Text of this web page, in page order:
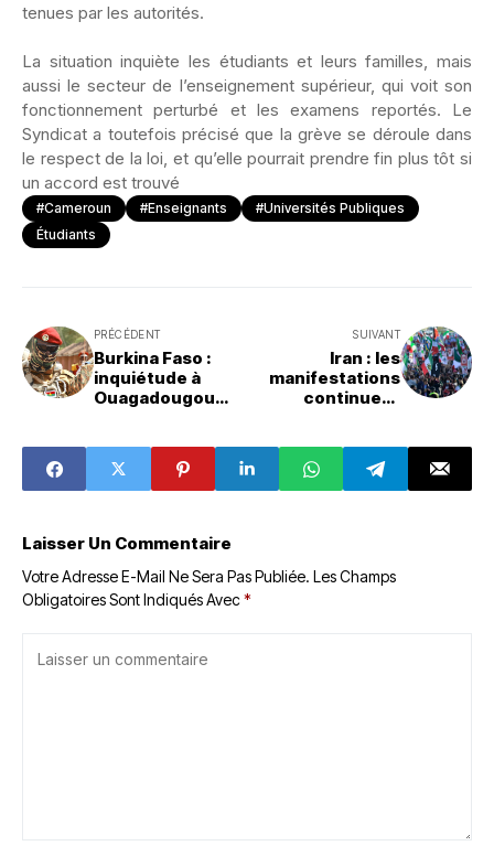
tenues par les autorités.
‎La situation inquiète les étudiants et leurs familles, mais
aussi le secteur de l’enseignement supérieur, qui voit son
fonctionnement perturbé et les examens reportés. Le
Syndicat a toutefois précisé que la grève se déroule dans
le respect de la loi, et qu’elle pourrait prendre fin plus tôt si
un accord est trouvé
#Cameroun #Enseignants
#universités Publiques
Étudiants
PRÉCÉDENT
Burkina Faso :
inquiétude à
Ouagadougou
SUIVANT
Iran : les
manifestations
continuent
contrôle
d’internet
Laisser Un Commentaire
Votre Adresse E-Mail Ne Sera Pas Publiée. Les Champs
Obligatoires Sont Indiqués Avec*